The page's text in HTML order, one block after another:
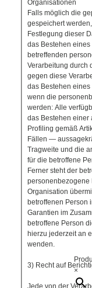
×
Organisationen
Falls möglich die
gespeichert
Festlegung dieser
das Bestehen
betreffenden
Verarbeitung durch
gegen diese
das Bestehen
wenn die
werden: Alle
das Bestehen einer
Profiling gemäß
Fällen —
Tragweite und die
für die betroffene
Ferner steht der
personenbezogene
Organisation
betroffenen Person
Garantien im
betroffene Person
hierzu jederzeit an
wenden.
3) Recht auf
Jede von der